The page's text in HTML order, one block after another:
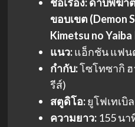
ขอบเขต (Demon
Kimetsu no
แนว:แอ็กชัน แฟน
กำกับ:โซโทซากิ ฮ
รีส์)
สตูดิโอ:ยูโฟเทเบิ
ความยาว:155 นา